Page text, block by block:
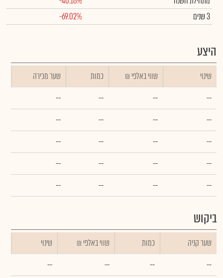
3 שנים
-69.02%
היצע
שינוי ₪ שווי באלפי כמות
שער מכירה
--
--
--
--
--
--
--
--
--
--
--
--
--
--
--
--
--
--
--
--
ביקוש
שער קניה כמות ₪ שווי באלפי
שינוי
--
--
--
--